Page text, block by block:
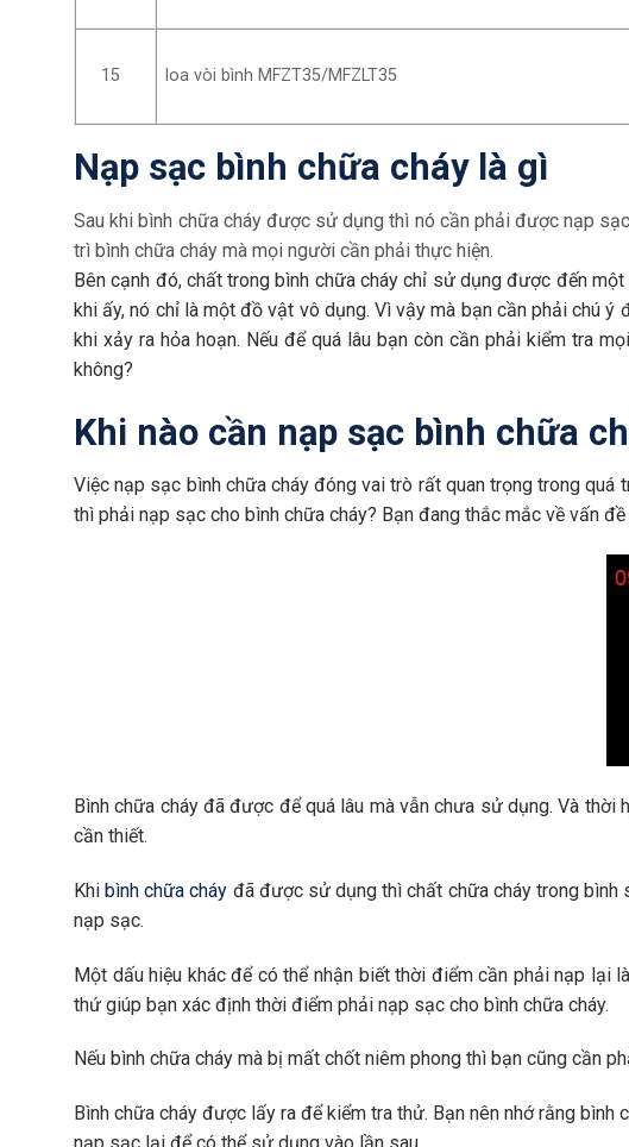
15 loa vòi bình MFZT35/MFZLT35
Nạp sạc bình chữa cháy là gì
Sau khi bình chữa cháy được sử dụng thì nó cần phải được nạp
trì bình chữa cháy mà mọi người cần phải thực hiện.
Bên cạnh đó, chất trong bình chữa cháy chỉ sử dụng được đến
khi ấy, nó chỉ là một đồ vật vô dụng. Vì vậy mà bạn cần phải chú
khi xảy ra hỏa hoạn. Nếu để quá lâu bạn còn cần phải kiểm tra
không?
Khi nào cần nạp sạc bình chữa
Việc nạp sạc bình chữa cháy đóng vai trò rất quan trọng trong
thì phải nạp sạc cho bình chữa cháy? Bạn đang thắc mắc về vấn
Bình chữa cháy đã được để quá lâu mà vẫn chưa sử dụng. Và
cần thiết.
Khibình chữa cháy đã được sử dụng thì chất chữa cháy trong bình
nạp sạc.
Một dấu hiệu khác để có thể nhận biết thời điểm cần phải nạp lại
thứ giúp bạn xác định thời điểm phải nạp sạc cho bình chữa cháy.
Nếu bình chữa cháy mà bị mất chốt niêm phong thì bạn cũng cần
Bình chữa cháy được lấy ra để kiểm tra thử. Bạn nên nhớ rằng